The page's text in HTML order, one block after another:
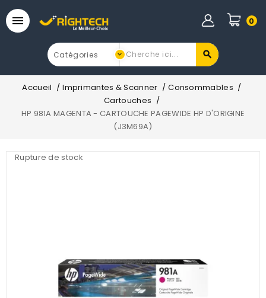
 0
Accueil Imprimantes & Scanner
Consommables
Cartouches
HP 981A MAGENTA - CARTOUCHE PAGEWIDE HP D'ORIGINE
(J3M69A)
Rupture de stock